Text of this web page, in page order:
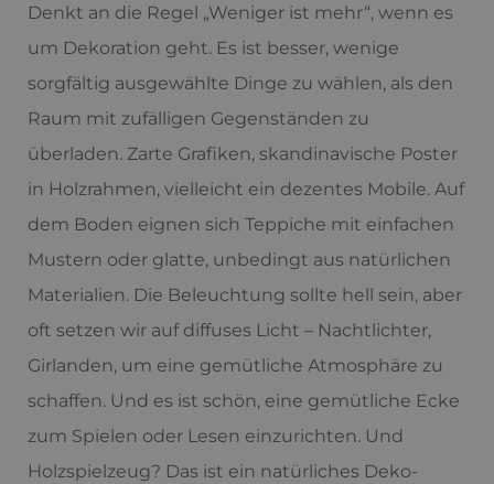
Denkt an die Regel „Weniger ist mehr“, wenn es
um Dekoration geht. Es ist besser, wenige
sorgfältig ausgewählte Dinge zu wählen, als den
Raum mit zufälligen Gegenständen zu
überladen. Zarte Grafiken, skandinavische Poster
in Holzrahmen, vielleicht ein dezentes Mobile. Auf
dem Boden eignen sich Teppiche mit einfachen
Mustern oder glatte, unbedingt aus natürlichen
Materialien. Die Beleuchtung sollte hell sein, aber
oft setzen wir auf diffuses Licht – Nachtlichter,
Girlanden, um eine gemütliche Atmosphäre zu
schaffen. Und es ist schön, eine gemütliche Ecke
zum Spielen oder Lesen einzurichten. Und
Holzspielzeug? Das ist ein natürliches Deko-